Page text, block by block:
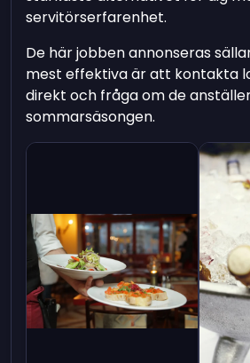
servitörserfarenhet.
De här jobben annonseras
mest effektiva är att kontakta
direkt och fråga om de
sommarsäsongen.